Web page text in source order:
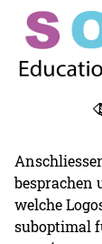
besprachen
welche
suboptimal